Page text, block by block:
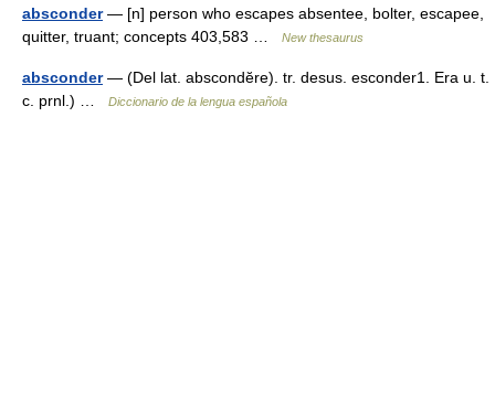
absconder— [n] person who escapes absentee, bolter, escapee,
quitter, truant; concepts 403,583 …
New thesaurus
absconder— (Del lat. abscondĕre). tr. desus. esconder1. Era u. t.
c. prnl.) …
Diccionario de la lengua española